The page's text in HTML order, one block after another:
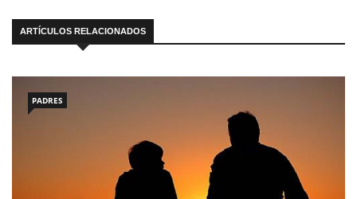
ARTÍCULOS RELACIONADOS
PADRES